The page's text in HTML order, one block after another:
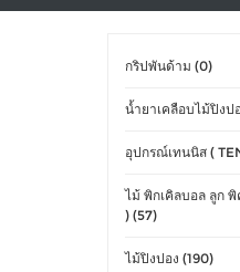
กริปพันด้าม (0)
น้ำยาเคลือบไม้ปิงป
อุปกรณ์เทนนิส (
ไม้ พิกเคิลบอล ลูก
) (57)
ไม้ปิงปอง (190)